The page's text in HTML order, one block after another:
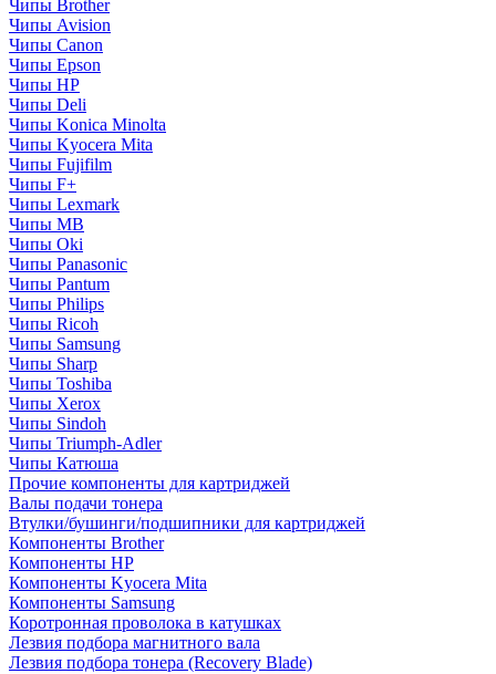
Чипы Brother
Чипы Avision
Чипы Canon
Чипы Epson
Чипы HP
Чипы Deli
Чипы Konica Minolta
Чипы Kyocera Mita
Чипы Fujifilm
Чипы F+
Чипы Lexmark
Чипы MB
Чипы Oki
Чипы Panasonic
Чипы Pantum
Чипы Philips
Чипы Ricoh
Чипы Samsung
Чипы Sharp
Чипы Toshiba
Чипы Xerox
Чипы Sindoh
Чипы Triumph-Adler
Чипы Катюша
Прочие компоненты для картриджей
Валы подачи тонера
Втулки/бушинги/подшипники для картриджей
Компоненты Brother
Компоненты HP
Компоненты Kyocera Mita
Компоненты Samsung
Коротронная проволока в катушках
Лезвия подбора магнитного вала
Лезвия подбора тонера (Recovery Blade)